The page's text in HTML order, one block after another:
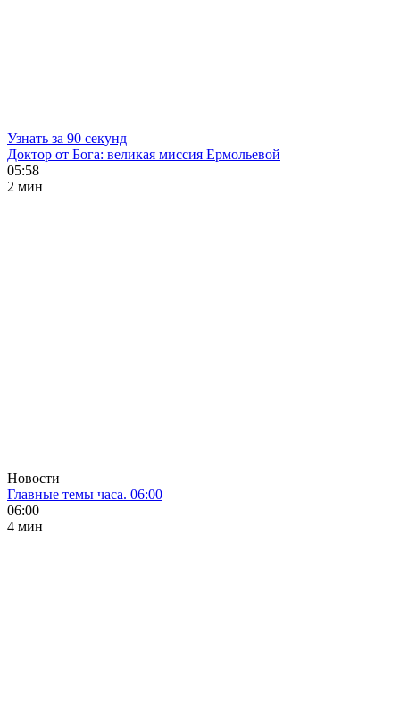
Узнать за 90 секунд
Доктор от Бога: великая миссия Ермольевой
05:58
2 мин
Новости
Главные темы часа. 06:00
06:00
4 мин